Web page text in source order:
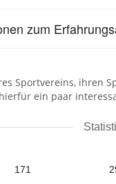
zum
Sportvereins, ihren
ein paar
171